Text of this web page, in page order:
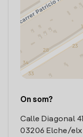
On som?
Calle Diagonal 41
03206 Elche/elx